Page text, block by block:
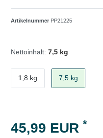
Artikelnummer PP21225
Nettoinhalt: 7,5 kg
1,8 kg 7,5 kg
45,99 EUR*